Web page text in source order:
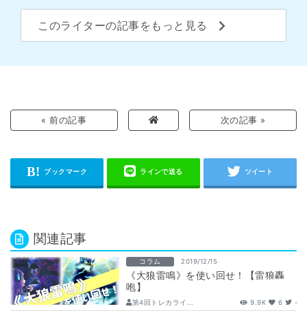
このライターの記事をもっと見る
« 前の記事 次の記事 »
関連記事
コラム 2019/12/15
《大狼雷鳴》を使い回せ！【雷狼轟
咆】
第4回トレカライ... 9.9K 6 -